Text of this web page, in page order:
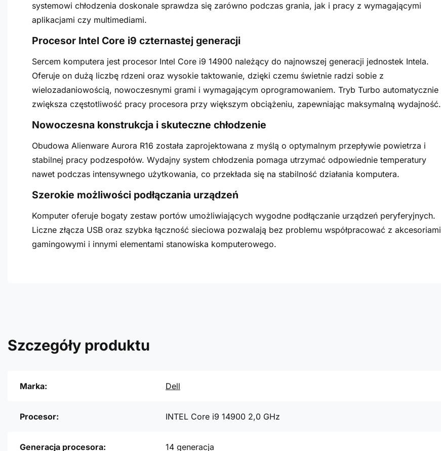
systemowi chłodzenia doskonale sprawdza się zarówno podczas grania, jak i pracy z wymagającymi
aplikacjami czy multimediami.
Procesor Intel Core i9 czternastej generacji
Sercem komputera jest procesor Intel Core i9 14900 należący do najnowszej generacji jednostek Intela.
Oferuje on dużą liczbę rdzeni oraz wysokie taktowanie, dzięki czemu świetnie radzi sobie z
wielozadaniowością, nowoczesnymi grami i wymagającym oprogramowaniem. Tryb Turbo automatycznie
zwiększa częstotliwość pracy procesora przy większym obciążeniu, zapewniając maksymalną wydajność.
Nowoczesna konstrukcja i skuteczne chłodzenie
Obudowa Alienware Aurora R16 została zaprojektowana z myślą o optymalnym przepływie powietrza i
stabilnej pracy podzespołów. Wydajny system chłodzenia pomaga utrzymać odpowiednie temperatury
nawet podczas intensywnego użytkowania, co przekłada się na stabilność działania komputera.
Szerokie możliwości podłączania urządzeń
Komputer oferuje bogaty zestaw portów umożliwiających wygodne podłączanie urządzeń peryferyjnych.
Liczne złącza USB oraz szybka łączność sieciowa pozwalają bez problemu współpracować z akcesoriami
gamingowymi i innymi elementami stanowiska komputerowego.
Szczegóły produktu
Marka: Dell
Procesor: INTEL Core i9 14900 2,0 GHz
Generacja procesora: 14 generacja